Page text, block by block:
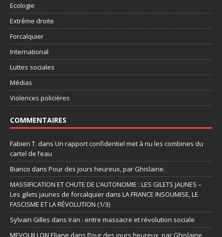
Ecologie
Extrême droite
Forcalquier
International
Luttes sociales
Médias
Violences policières
COMMENTAIRES
Fabien T. dans Un rapport confidentiel met à nu les combines du
cartel de l’eau
Bianco dans Pour des jours heureux, par Ghislaine.
MASSIFICATION ET CHUTE DE L’AUTONOMIE : LES GILETS JAUNES –
Les gilets jaunes de forcalquier dans LA FRANCE INSOUMISE, LE
FASCISME ET LA RÉVOLUTION (1/3)
Sylvain Gilles dans Iran : entre massacre et révolution sociale
MEVOUILLON Eliane dans Pour des jours heureux, par Ghislaine.